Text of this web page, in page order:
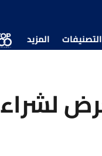
التصنيفات المزيد
لشراء